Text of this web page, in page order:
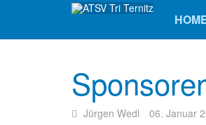
Jürgen Wedl 06. Januar